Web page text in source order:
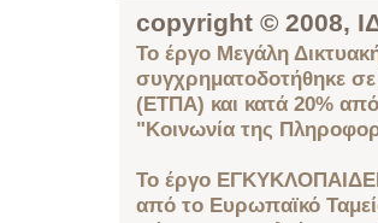
copyright © 2008,
Το έργο Μεγάλη
συγχρηματοδοτήθηκε
(ΕΤΠΑ) και κατά 20%
"Κοινωνία της
Το έργο
από το Ευρωπαϊκό